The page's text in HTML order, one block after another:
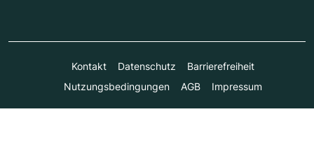
Kontakt Datenschutz
Barrierefreiheit
Nutzungsbedingungen
AGB Impressum